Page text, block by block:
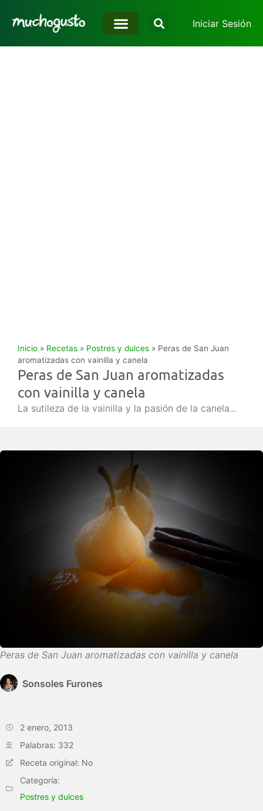
Iniciar Sesión
Inicio » Recetas » Postres y dulces » Peras de San Juan
aromatizadas con vainilla y canela
Peras de San Juan aromatizadas
con vainilla y canela
La sutileza de la vainilla y la pasión de la canela...
Peras de San Juan aromatizadas con vainilla y canela
Sonsoles Furones
2 enero, 2013
Palabras: 332
Receta original: No
Categoría:
Postres y dulces